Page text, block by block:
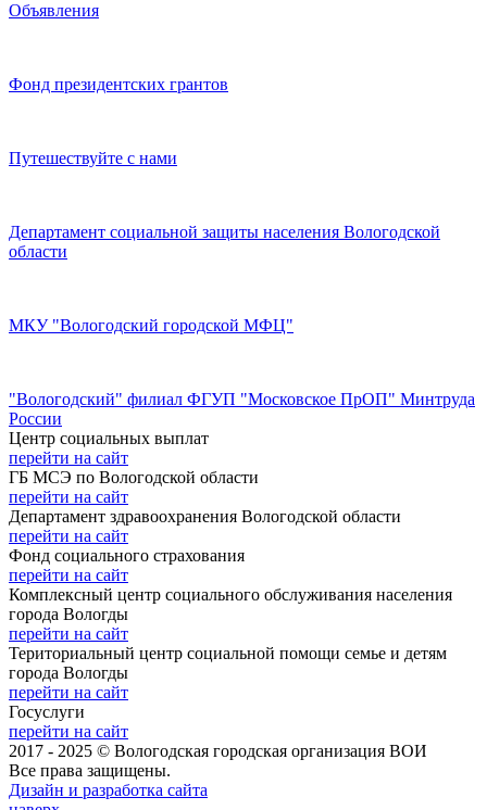
Объявления
Фонд президентских грантов
Путешествуйте с нами
Департамент социальной защиты населения Вологодской
области
МКУ "Вологодский городской МФЦ"
"Вологодский" филиал ФГУП "Московское ПрОП" Минтруда
России
Центр социальных выплат
перейти на сайт
ГБ МСЭ по Вологодской области
перейти на сайт
Департамент здравоохранения Вологодской области
перейти на сайт
Фонд социального страхования
перейти на сайт
Комплексный центр социального обслуживания населения
города Вологды
перейти на сайт
Териториальный центр социальной помощи семье и детям
города Вологды
перейти на сайт
Госуслуги
перейти на сайт
2017 - 2025 © Вологодская городская организация ВОИ
Все права защищены.
Дизайн и разработка сайта